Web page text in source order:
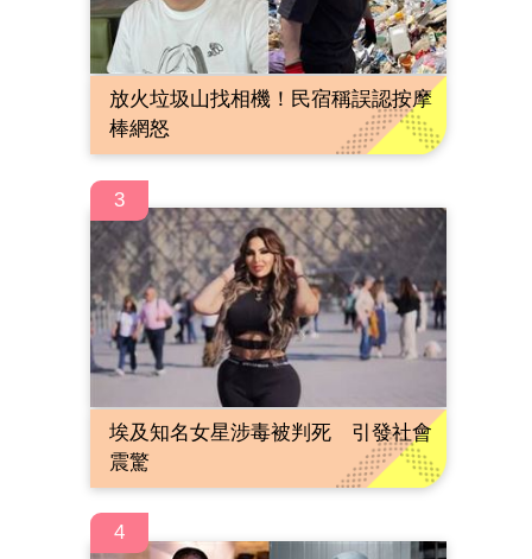
放火垃圾山找相機！民宿稱誤認按摩
棒網怒
3
埃及知名女星涉毒被判死 引發社會
震驚
4